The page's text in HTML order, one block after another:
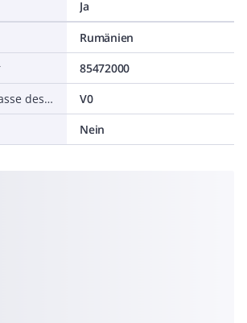
Ja
Rumänien
85472000
Brennbarkeitsklasse des Isolierstoffs nach UL94
V0
Nein